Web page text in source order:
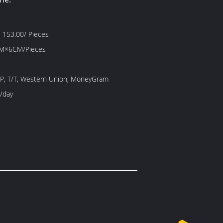
153.00/ Pieces
Pieces
T/T, Western Union, MoneyGram
day